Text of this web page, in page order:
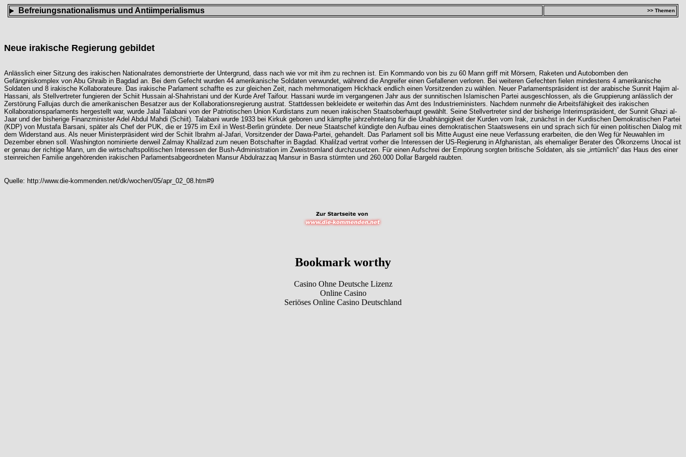
Befreiungsnationalismus und Antiimperialismus >> Themen
Neue irakische Regierung gebildet
Anlässlich einer Sitzung des irakischen Nationalrates demonstrierte der Untergrund, dass nach wie vor mit ihm zu rechnen ist. Ein Kommando von bis zu 60 Mann griff mit Mörsern, Raketen und Autobomben den
Gefängniskomplex von Abu Ghraib in Bagdad an. Bei dem Gefecht wurden 44 amerikanische Soldaten verwundet, während die Angreifer einen Gefallenen verloren. Bei weiteren Gefechten fielen mindestens 4 amerikanische
Soldaten und 8 irakische Kollaborateure. Das irakische Parlament schaffte es zur gleichen Zeit, nach mehrmonatigem Hickhack endlich einen Vorsitzenden zu wählen. Neuer Parlamentspräsident ist der arabische Sunnit Hajim al-
Hassani, als Stellvertreter fungieren der Schiit Hussain al-Shahristani und der Kurde Aref Taifour. Hassani wurde im vergangenen Jahr aus der sunnitischen Islamischen Partei ausgeschlossen, als die Gruppierung anlässlich der
Zerstörung Fallujas durch die amerikanischen Besatzer aus der Kollaborationsregierung austrat. Stattdessen bekleidete er weiterhin das Amt des Industrieministers. Nachdem nunmehr die Arbeitsfähigkeit des irakischen
Kollaborationsparlaments hergestellt war, wurde Jalal Talabani von der Patriotischen Union Kurdistans zum neuen irakischen Staatsoberhaupt gewählt. Seine Stellvertreter sind der bisherige Interimspräsident, der Sunnit Ghazi al-
Jaar und der bisherige Finanzminister Adel Abdul Mahdi (Schiit). Talabani wurde 1933 bei Kirkuk geboren und kämpfte jahrzehntelang für die Unabhängigkeit der Kurden vom Irak, zunächst in der Kurdischen Demokratischen Partei
(KDP) von Mustafa Barsani, später als Chef der PUK, die er 1975 im Exil in West-Berlin gründete. Der neue Staatschef kündigte den Aufbau eines demokratischen Staatswesens ein und sprach sich für einen politischen Dialog mit
dem Widerstand aus. Als neuer Ministerpräsident wird der Schiit Ibrahm al-Jafari, Vorsitzender der Dawa-Partei, gehandelt. Das Parlament soll bis Mitte August eine neue Verfassung erarbeiten, die den Weg für Neuwahlen im
Dezember ebnen soll. Washington nominierte derweil Zalmay Khalilzad zum neuen Botschafter in Bagdad. Khalilzad vertrat vorher die Interessen der US-Regierung in Afghanistan, als ehemaliger Berater des Ölkonzerns Unocal ist
er genau der richtige Mann, um die wirtschaftspolitischen Interessen der Bush-Administration im Zweistromland durchzusetzen. Für einen Aufschrei der Empörung sorgten britische Soldaten, als sie „irrtümlich“ das Haus des einer
steinreichen Familie angehörenden irakischen Parlamentsabgeordneten Mansur Abdulrazzaq Mansur in Basra stürmten und 260.000 Dollar Bargeld raubten.
Quelle: http://www.die-kommenden.net/dk/wochen/05/apr_02_08.htm#9
Bookmark worthy
Casino Ohne Deutsche Lizenz
Online Casino
Seriöses Online Casino Deutschland